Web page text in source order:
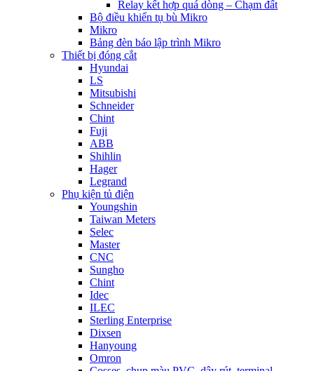
Relay kết hợp quá dòng – Chạm đất
Bộ điều khiển tụ bù Mikro
Mikro
Bảng đèn báo lập trình Mikro
Thiết bị đóng cắt
Hyundai
LS
Mitsubishi
Schneider
Chint
Fuji
ABB
Shihlin
Hager
Legrand
Phụ kiện tủ điện
Youngshin
Taiwan Meters
Selec
Master
CNC
Sungho
Chint
Idec
ILEC
Sterling Enterprise
Dixsen
Hanyoung
Omron